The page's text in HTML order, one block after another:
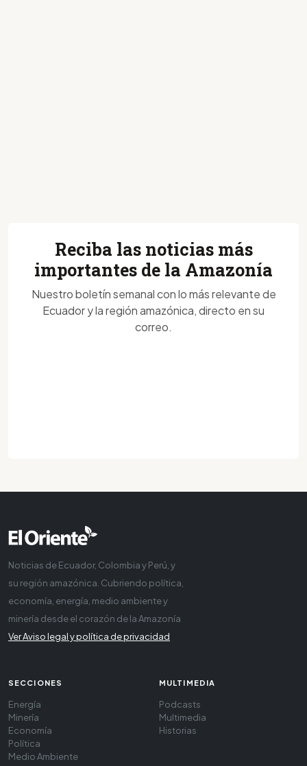
Reciba las noticias más
importantes de la Amazonía
Nuestro boletín semanal con lo más relevante de
Ecuador y la región amazónica, directo en su
correo.
Noticias de Ecuador, Colombia y Perú, y
su región amazónica. Cubriendo política,
economía, energía, medio ambiente y
minería desde el corazón de la Amazonía
Ver Aviso legal y política de privacidad
SECCIONES
Energía
Minería
Economía
Política
Medio Ambiente
MULTIMEDIA
Podcasts
Multimedia
Historias